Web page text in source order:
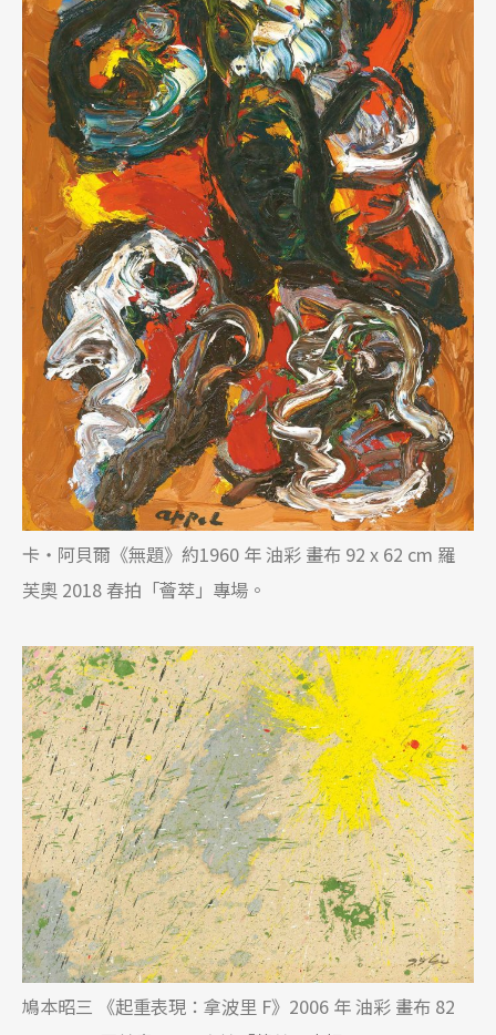
卡・阿貝爾《無題》約1960 年 油彩 畫布 92 x 62 cm 羅
芙奧 2018 春拍「薈萃」專場。
鳩本昭三 《起重表現：拿波里 F》2006 年 油彩 畫布 82